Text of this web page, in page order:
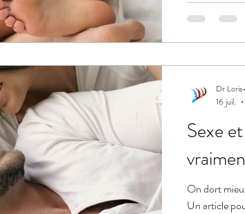
Sexe
On dort
Un article
Dr
16 juil.